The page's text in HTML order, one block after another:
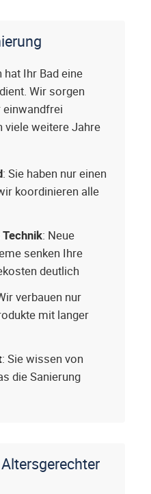
hat Ihr Bad eine
Wir sorgen
einwandfrei
viele weitere Jahre
: Sie haben nur einen
koordinieren alle
: Neue
senken Ihre
deutlich
verbauen nur
mit langer
: Sie wissen von
die Sanierung